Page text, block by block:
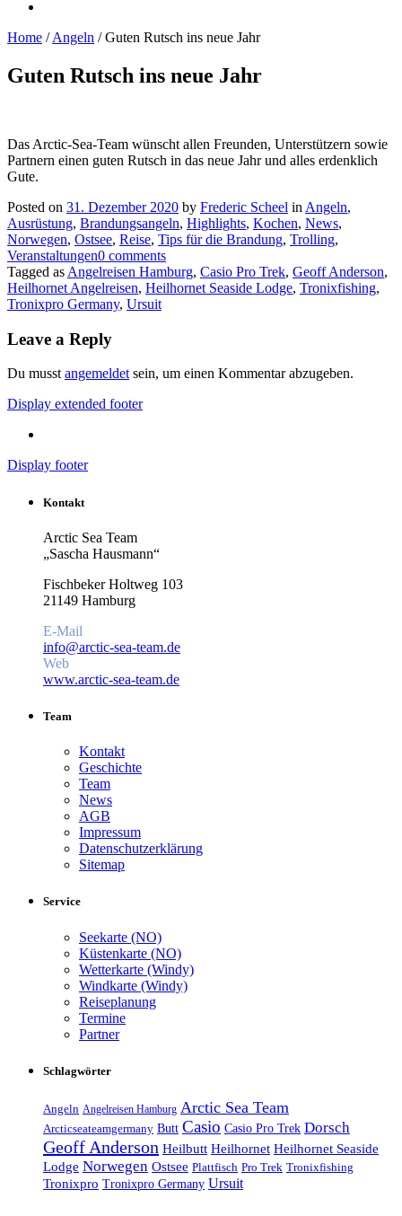
Home /Angeln /Guten Rutsch ins neue Jahr
Guten Rutsch ins neue Jahr
Das Arctic-Sea-Team wünscht allen Freunden, Unterstützern sowie
Partnern einen guten Rutsch in das neue Jahr und alles erdenklich
Gute.
Posted on 31. Dezember 2020 by Frederic Scheel in Angeln,
Ausrüstung, Brandungsangeln, Highlights, Kochen, News,
Norwegen, Ostsee, Reise, Tips für die Brandung, Trolling,
Veranstaltungen0 comments
Tagged as Angelreisen Hamburg, Casio Pro Trek, Geoff Anderson,
Heilhornet Angelreisen, Heilhornet Seaside Lodge, Tronixfishing,
Tronixpro Germany, Ursuit
Leave a Reply
Du musstangemeldetsein, um einen Kommentar abzugeben.
Display extended footer
Display footer
Kontakt
Arctic Sea Team
„Sascha Hausmann“
Fischbeker Holtweg 103
21149 Hamburg
E-Mail
info@arctic-sea-team.de
Web
www.arctic-sea-team.de
Team
Kontakt
Geschichte
Team
News
AGB
Impressum
Datenschutzerklärung
Sitemap
Service
Seekarte (NO)
Küstenkarte (NO)
Wetterkarte (Windy)
Windkarte (Windy)
Reiseplanung
Termine
Partner
Schlagwörter
Angeln Angelreisen Hamburg Arctic Sea Team
Arcticseateamgermany Butt Casio Casio Pro Trek Dorsch
Geoff Anderson Heilbutt Heilhornet Heilhornet Seaside
Lodge Norwegen Ostsee Plattfisch Pro Trek Tronixfishing
Tronixpro Tronixpro Germany Ursuit